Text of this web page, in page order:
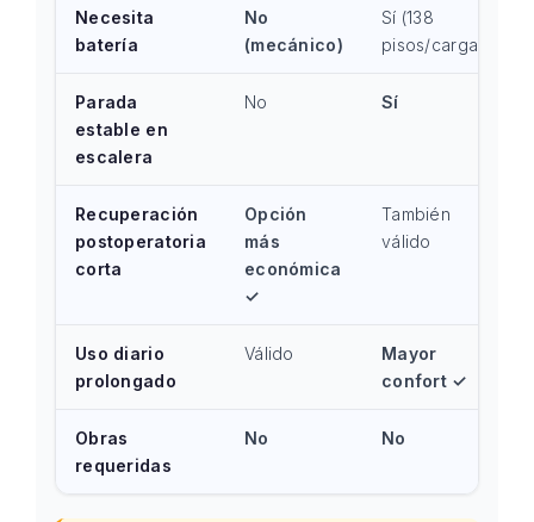
Necesita
batería
No
(mecánico)
Sí (138
pisos/carga)
Parada
estable en
escalera
No Sí
Recuperación
postoperatoria
corta
Opción
más
económica
✓
También
válido
Uso diario
prolongado
Válido
Mayor
confort ✓
Obras
requeridas
No No